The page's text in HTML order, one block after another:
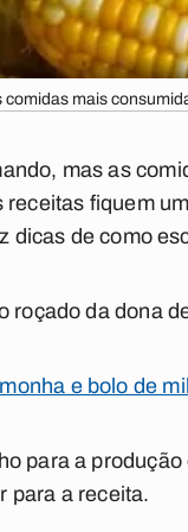
comidas mais
mas as
receitas fiquem
dicas de como
roçado da dona
e bolo de
para a
para a receita.